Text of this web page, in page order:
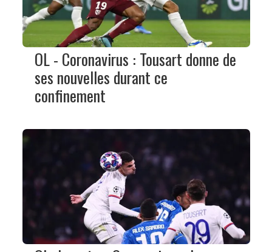
OL - Coronavirus : Tousart donne de
ses nouvelles durant ce
confinement